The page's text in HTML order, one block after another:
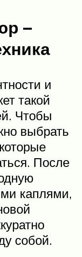
–
и
такой
Чтобы
выбрать
После
каплями,
собой.